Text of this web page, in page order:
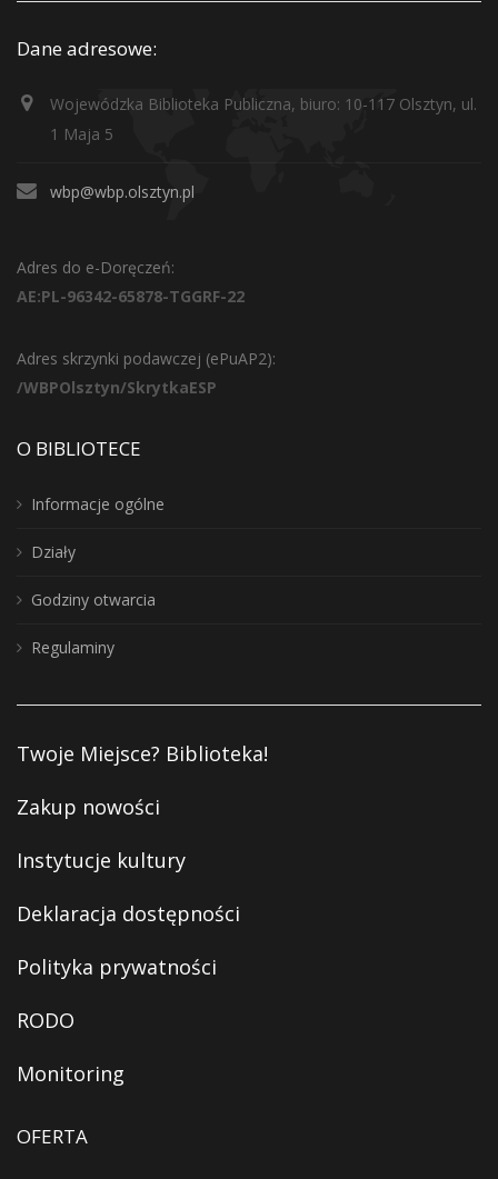
Dane adresowe:
Wojewódzka Biblioteka Publiczna, biuro: 10-117 Olsztyn, ul.
1 Maja 5
wbp@wbp.olsztyn.pl
Adres do e-Doręczeń:
AE:PL-96342-65878-TGGRF-22
Adres skrzynki podawczej (ePuAP2):
/WBPOlsztyn/SkrytkaESP
O BIBLIOTECE
Informacje ogólne
Działy
Godziny otwarcia
Regulaminy
Twoje Miejsce? Biblioteka!
Zakup nowości
Instytucje kultury
Deklaracja dostępności
Polityka prywatności
RODO
Monitoring
OFERTA